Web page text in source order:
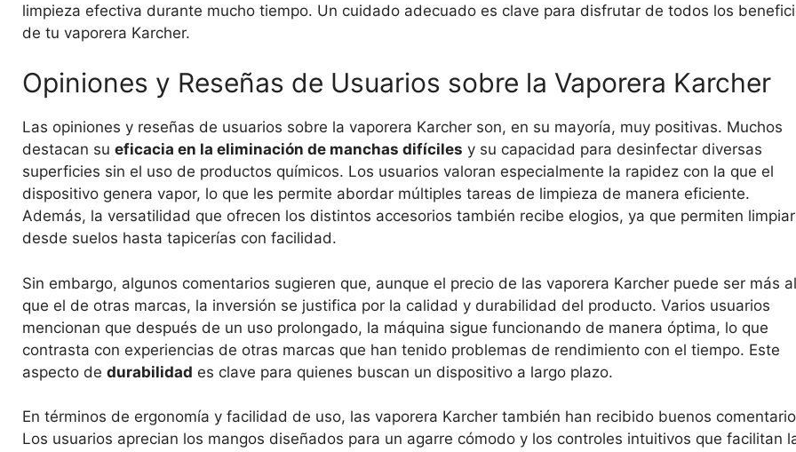
limpieza efectiva durante mucho tiempo. Un cuidado adecuado es clave para disfrutar de todos los
de tu vaporera Karcher.
Opiniones y Reseñas de Usuarios sobre la Vaporera Karcher
Las opiniones y reseñas de usuarios sobre la vaporera Karcher son, en su mayoría, muy positivas. Muchos
destacan su eficacia en la eliminación de manchas difíciles y su capacidad para desinfectar diversas
superficies sin el uso de productos químicos. Los usuarios valoran especialmente la rapidez con la que el
dispositivo genera vapor, lo que les permite abordar múltiples tareas de limpieza de manera eficiente.
Además, la versatilidad que ofrecen los distintos accesorios también recibe elogios, ya que permiten limpiar
desde suelos hasta tapicerías con facilidad.
Sin embargo, algunos comentarios sugieren que, aunque el precio de las vaporera Karcher puede ser más
que el de otras marcas, la inversión se justifica por la calidad y durabilidad del producto. Varios usuarios
mencionan que después de un uso prolongado, la máquina sigue funcionando de manera óptima, lo que
contrasta con experiencias de otras marcas que han tenido problemas de rendimiento con el tiempo. Este
aspecto de durabilidad es clave para quienes buscan un dispositivo a largo plazo.
En términos de ergonomía y facilidad de uso, las vaporera Karcher también han recibido buenos
Los usuarios aprecian los mangos diseñados para un agarre cómodo y los controles intuitivos que facilitan